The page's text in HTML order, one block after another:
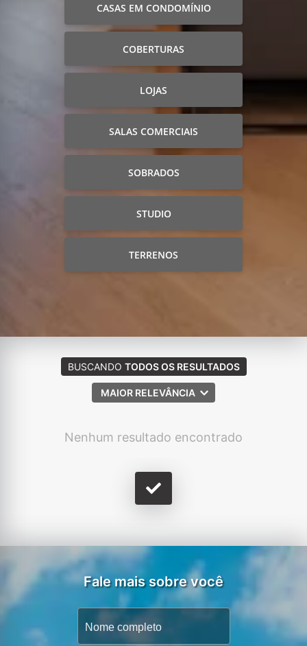
CASAS EM CONDOMÍNIO
COBERTURAS
LOJAS
SALAS COMERCIAIS
SOBRADOS
STUDIO
TERRENOS
BUSCANDO TODOS OS RESULTADOS
MAIOR RELEVÂNCIA
Nenhum resultado encontrado
Fale mais sobre você